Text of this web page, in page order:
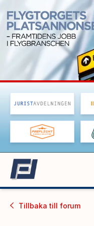
Tillbaka till forum